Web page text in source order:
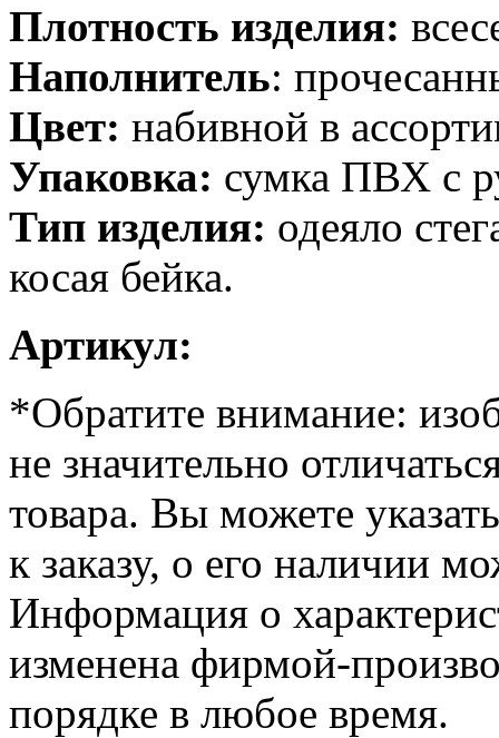
Плотность изделия:
Наполнитель:
Цвет: набивной в
Упаковка: сумка ПВХ с
Тип изделия: одеяло
косая бейка.
Артикул:
*Обратите внимание:
не значительно
товара. Вы можете
к заказу, о его наличии
Информация о
изменена фирмой-
порядке в любое время.